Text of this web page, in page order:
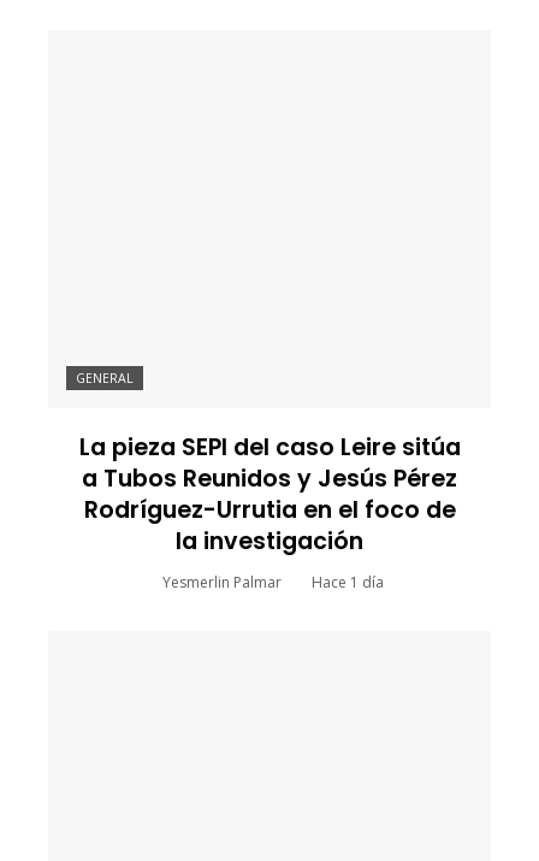
GENERAL
La pieza SEPI del caso Leire sitúa
a Tubos Reunidos y Jesús Pérez
Rodríguez-Urrutia en el foco de
la investigación
Yesmerlin Palmar Hace 1 día